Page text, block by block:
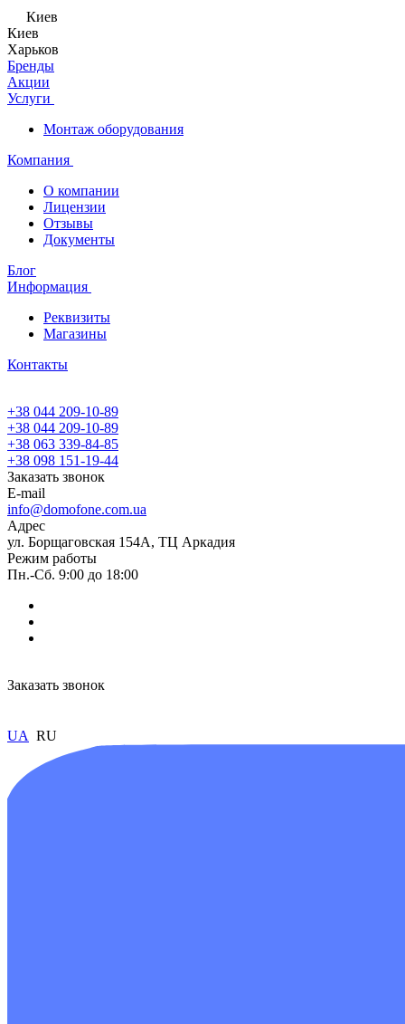
Киев
Киев
Харьков
Бренды
Акции
Услуги
Монтаж оборудования
Компания
О компании
Лицензии
Отзывы
Документы
Блог
Информация
Реквизиты
Магазины
Контакты
+38 044 209-10-89
+38 044 209-10-89
+38 063 339-84-85
+38 098 151-19-44
Заказать звонок
E-mail
info@domofone.com.ua
Адрес
ул. Борщаговская 154А, ТЦ Аркадия
Режим работы
Пн.-Сб. 9:00 до 18:00
Заказать звонок
UA RU